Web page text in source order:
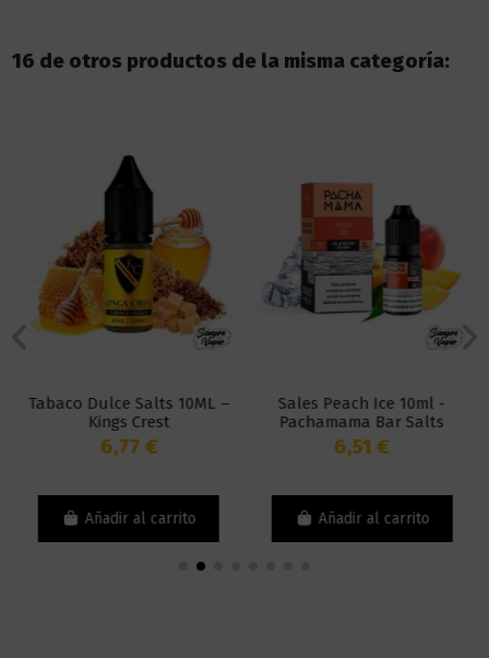
16 de otros productos de la misma categoría:
Tabaco Dulce Salts 10ML –
Kings Crest
6,77 €
Añadir al carrito
Sales Peach Ice 10ml -
Pachamama Bar Salts
6,51 €
Añadir al carrito